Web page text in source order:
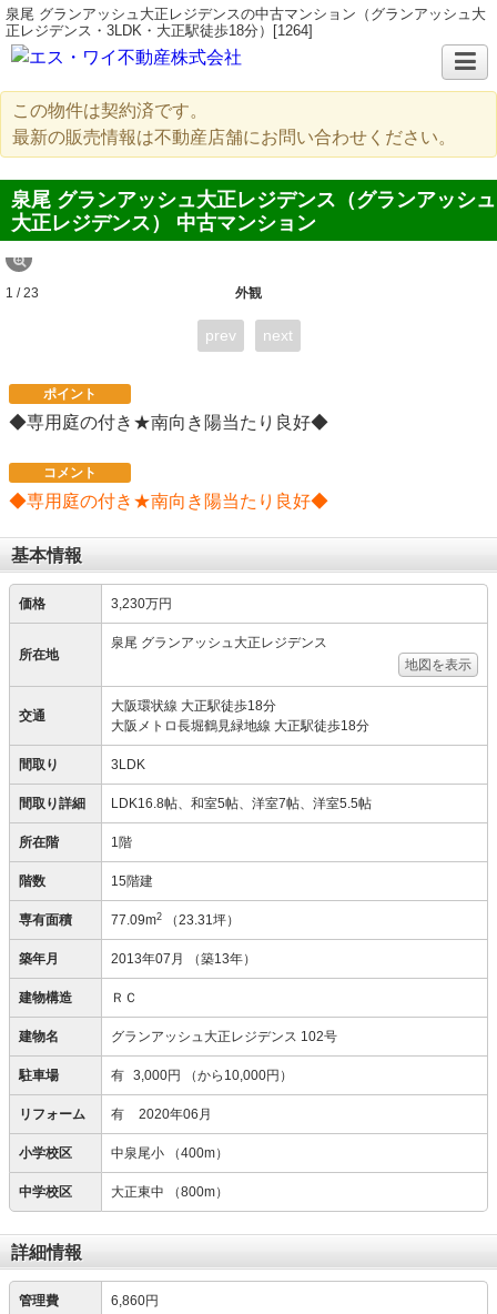
泉尾 グランアッシュ大正レジデンスの中古マンション（グランアッシュ大
正レジデンス・3LDK・大正駅徒歩18分）[1264]
この物件は契約済です。
最新の販売情報は不動産店舗にお問い合わせください。
泉尾 グランアッシュ大正レジデンス（グランアッシュ
大正レジデンス） 中古マンション
外観
1 / 23
prev next
ポイント
◆専用庭の付き★南向き陽当たり良好◆
コメント
◆専用庭の付き★南向き陽当たり良好◆
基本情報
価格 3,230万円
所在地
泉尾 グランアッシュ大正レジデンス
地図を表示
交通
大阪環状線 大正駅徒歩18分
大阪メトロ長堀鶴見緑地線 大正駅徒歩18分
間取り 3LDK
間取り詳細 LDK16.8帖、和室5帖、洋室7帖、洋室5.5帖
所在階 1階
階数 15階建
専有面積 77.09m2 （23.31坪）
築年月 2013年07月 （築13年）
建物構造 ＲＣ
建物名 グランアッシュ大正レジデンス 102号
駐車場 有 3,000円 （から10,000円）
リフォーム 有 2020年06月
小学校区 中泉尾小 （400m）
中学校区 大正東中 （800m）
詳細情報
管理費 6,860円